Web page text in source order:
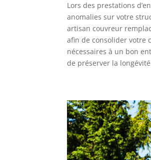
Lors des prestations
anomalies sur votre
artisan couvreur
afin de consolider votre
nécessaires à un bon
de préserver la